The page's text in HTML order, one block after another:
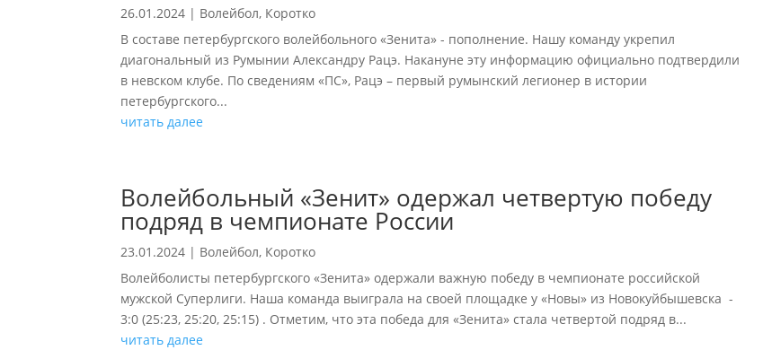
26.01.2024 | Волейбол, Коротко
В составе петербургского волейбольного «Зенита» - пополнение. Нашу команду укрепил
диагональный из Румынии Александру Рацэ. Накануне эту информацию официально подтвердили
в невском клубе. По сведениям «ПС», Рацэ – первый румынский легионер в истории
петербургского...
читать далее
Волейбольный «Зенит» одержал четвертую победу
подряд в чемпионате России
23.01.2024 | Волейбол, Коротко
Волейболисты петербургского «Зенита» одержали важную победу в чемпионате российской
мужской Суперлиги. Наша команда выиграла на своей площадке у «Новы» из Новокуйбышевска -
3:0 (25:23, 25:20, 25:15) . Отметим, что эта победа для «Зенита» стала четвертой подряд в...
читать далее